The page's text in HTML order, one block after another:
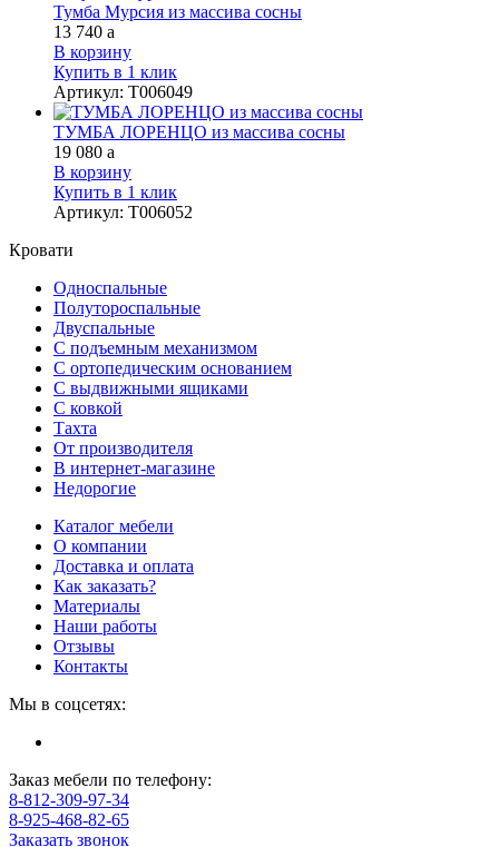
Тумба Мурсия из массива сосны
13 740 a
В корзину
Купить в 1 клик
Артикул: Т006049
ТУМБА ЛОРЕНЦО из массива сосны
19 080 a
В корзину
Купить в 1 клик
Артикул: Т006052
Кровати
Односпальные
Полутороспальные
Двуспальные
С подъемным механизмом
С ортопедическим основанием
С выдвижными ящиками
С ковкой
Тахта
От производителя
В интернет-магазине
Недорогие
Каталог мебели
О компании
Доставка и оплата
Как заказать?
Материалы
Наши работы
Отзывы
Контакты
Мы в соцсетях:
Заказ мебели по телефону:
8-812-309-97-34
8-925-468-82-65
Заказать звонок